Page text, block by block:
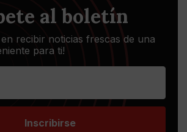
al boletín
en recibir noticias frescas de una
para ti!
Inscribirse